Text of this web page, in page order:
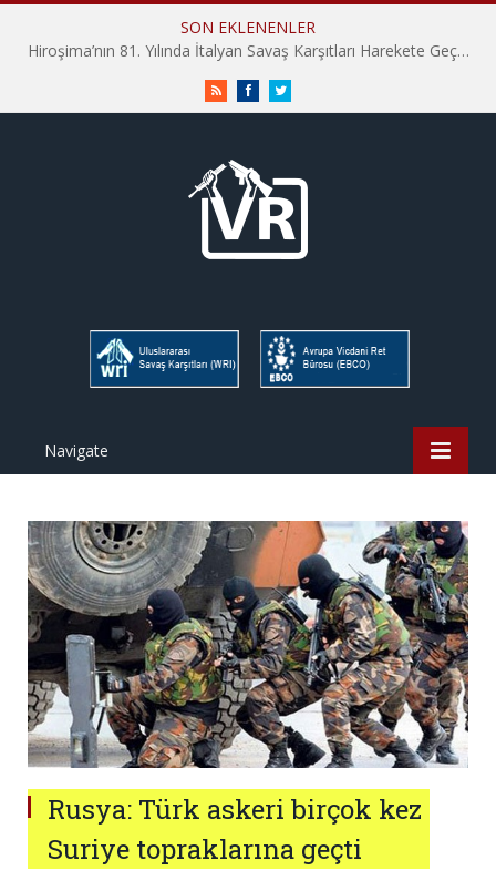
SON EKLENENLER
Hiroşima’nın 81. Yılında İtalyan Savaş Karşıtları Harekete Geçti: “Hatırlamak yeterli değil”
RSS FacebookTwitter
Navigate
Rusya: Türk askeri birçok kez
Suriye topraklarına geçti